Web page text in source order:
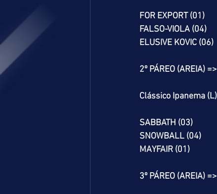
FOR EXPORT (01)
FALSO-VIOLA (04)
ELUSIVE KOVIC (06)
2º PÁREO (AREIA)
Clássico Ipanema (L)
SABBATH (03)
SNOWBALL (04)
MAYFAIR (01)
3º PÁREO (AREIA)